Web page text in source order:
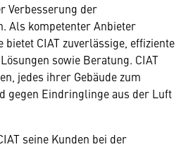
Verbesserung der
Als kompetenter Anbieter
CIAT zuverlässige, effiziente
sowie Beratung. CIAT
jedes ihrer Gebäude zum
gegen Eindringlinge aus der Luft
seine Kunden bei der